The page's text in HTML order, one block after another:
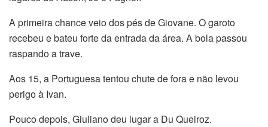
A primeira chance veio dos pés de Giovane. O garoto
recebeu e bateu forte da entrada da área. A bola passou
raspando a trave.
Aos 15, a Portuguesa tentou chute de fora e não levou
perigo à Ivan.
Pouco depois, Giuliano deu lugar a Du Queiroz.